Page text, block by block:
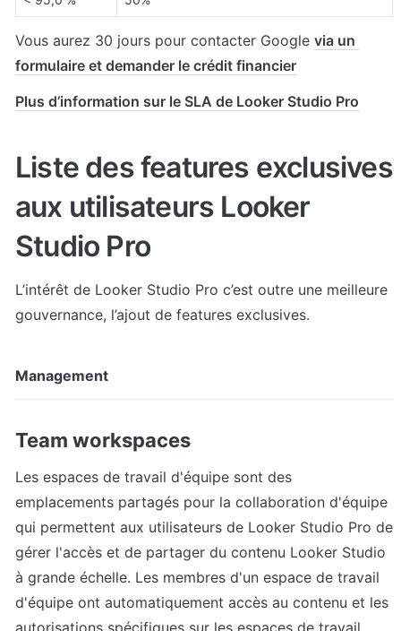
Vous aurez 30 jours pour contacter Google via un
formulaire et demander le crédit financier
Plus d’information sur le SLA de Looker Studio Pro
Liste des features exclusives
aux utilisateurs Looker
Studio Pro
L’intérêt de Looker Studio Pro c’est outre une meilleure
gouvernance, l’ajout de features exclusives.
Management
Team workspaces
Les espaces de travail d'équipe sont des
emplacements partagés pour la collaboration d'équipe
qui permettent aux utilisateurs de Looker Studio Pro de
gérer l'accès et de partager du contenu Looker Studio
à grande échelle. Les membres d'un espace de travail
d'équipe ont automatiquement accès au contenu et les
autorisations spécifiques sur les espaces de travail